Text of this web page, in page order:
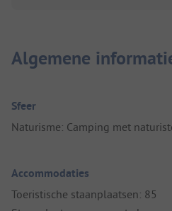
Algemene
Sfeer
Naturisme: Camping met
Accommodaties
Toeristische staanplaatsen: 85